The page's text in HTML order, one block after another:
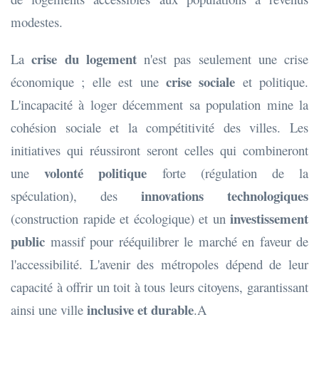
modestes.
Lacrise du logementn'est pas seulement une crise
économique ; elle est une crise sociale et politique.
L'incapacité à loger décemment sa population mine la
cohésion sociale et la compétitivité des villes. Les
initiatives qui réussiront seront celles qui combineront
unevolonté politique forte (régulation de la
spéculation), des innovations technologiques
(construction rapide et écologique) et un investissement
public massif pour rééquilibrer le marché en faveur de
l'accessibilité. L'avenir des métropoles dépend de leur
capacité à offrir un toit à tous leurs citoyens, garantissant
ainsi une ville inclusive et durable.A